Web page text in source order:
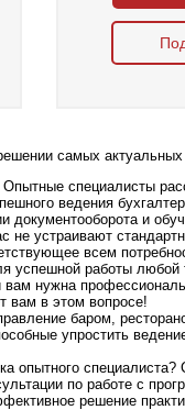
самых
Опытные специалисты
ведения
документооборота и
не устраивают
всем
успешной работы любой
вам нужна
вам в этом вопросе!
баром,
упростить
опытного
по работе с
решение